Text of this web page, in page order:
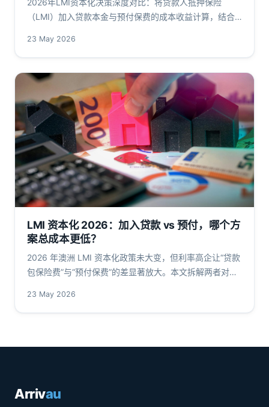
（LMI）加入贷款本金与预付保费的成本收益计算，结合
提供数据密集型分析。
23 May 2026
LMI 资本化 2026：加入贷款 vs 预付，哪个方
案总成本更低？
2026 年澳洲 LMI 资本化政策未大变，但利率高企让“贷款
包保险费”与“预付保费”的差显著放大。本文拆解两者对
APRA、ASIC 一手源数据与模拟试算。
23 May 2026
Arrivau